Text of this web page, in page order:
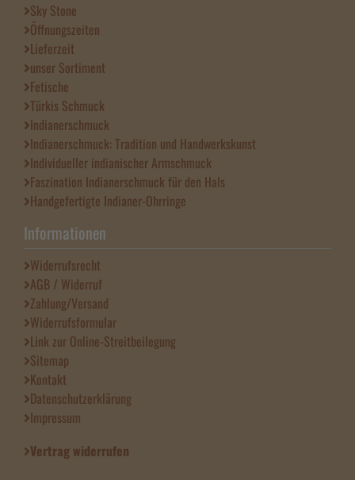
Sky Stone
Öffnungszeiten
Lieferzeit
unser Sortiment
Fetische
Türkis Schmuck
Indianerschmuck
Indianerschmuck: Tradition und Handwerkskunst
Individueller indianischer Armschmuck
Faszination Indianerschmuck für den Hals
Handgefertigte Indianer-Ohrringe
Informationen
Widerrufsrecht
AGB / Widerruf
Zahlung/Versand
Widerrufsformular
Link zur Online-Streitbeilegung
Sitemap
Kontakt
Datenschutzerklärung
Impressum
Vertrag widerrufen